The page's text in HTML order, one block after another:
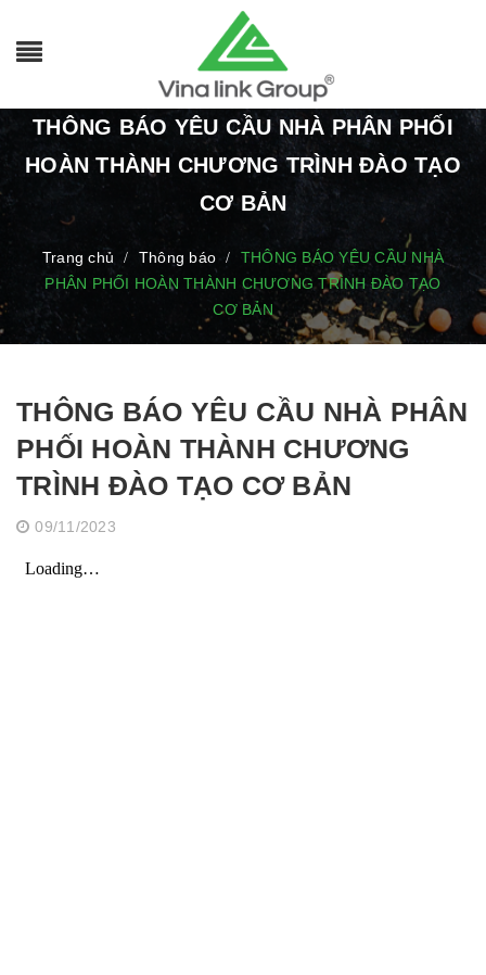
THÔNG BÁO YÊU CẦU NHÀ PHÂN PHỐI
HOÀN THÀNH CHƯƠNG TRÌNH ĐÀO TẠO
CƠ BẢN
Trang chủ / Thông báo /
THÔNG BÁO YÊU CẦU NHÀ
PHÂN PHỐI HOÀN THÀNH CHƯƠNG TRÌNH ĐÀO TẠO
CƠ BẢN
THÔNG BÁO YÊU CẦU NHÀ PHÂN
PHỐI HOÀN THÀNH CHƯƠNG
TRÌNH ĐÀO TẠO CƠ BẢN
09/11/2023